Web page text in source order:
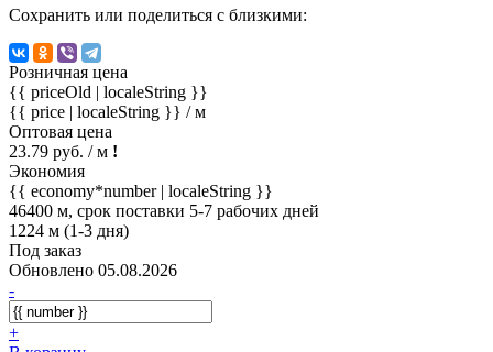
Сохранить или поделиться с близкими:
Розничная цена
{{ priceOld | localeString }}
{{ price | localeString }} / м
Оптовая цена
23.79 руб. / м !
Экономия
{{ economy*number | localeString }}
46400 м, срок поставки 5-7 рабочих дней
1224 м (1-3 дня)
Под заказ
Обновлено 05.08.2026
-
+